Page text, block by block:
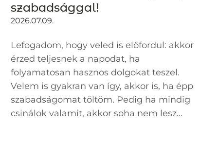
szabadsággal!
2026.07.09.
Lefogadom, hogy veled is előfordul: akkor
érzed teljesnek a napodat, ha
folyamatosan hasznos dolgokat teszel.
Velem is gyakran van így, akkor is, ha épp
szabadságomat töltöm. Pedig ha mindig
csinálok valamit, akkor soha nem lesz...